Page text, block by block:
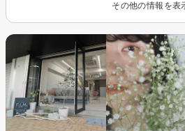
その他の情報を表